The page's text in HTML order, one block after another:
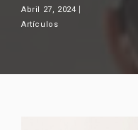
Abril 27, 2024
Artículos